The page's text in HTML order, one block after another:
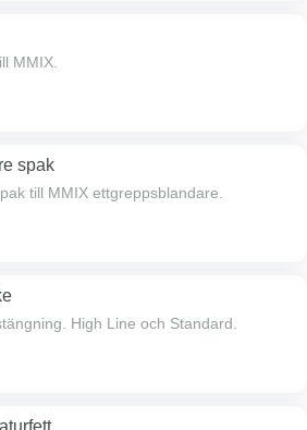
MMIX.
spak
till MMIX ettgreppsblandare.
High Line och Standard.